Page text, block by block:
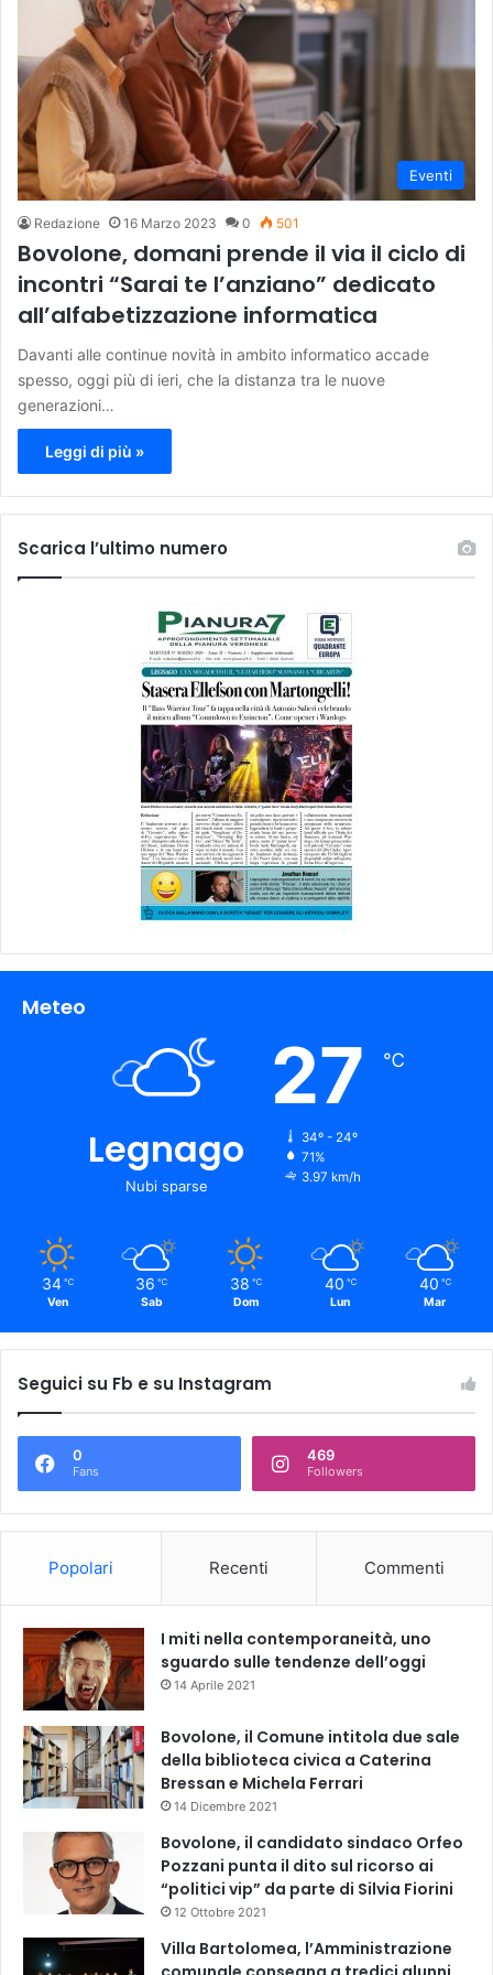
Eventi
Redazione 16 Marzo 2023 0 501
Bovolone, domani prende il via il ciclo di
incontri “Sarai te l’anziano” dedicato
all’alfabetizzazione informatica
Davanti alle continue novità in ambito informatico accade
spesso, oggi più di ieri, che la distanza tra le nuove
generazioni…
Leggi di più »
Scarica l’ultimo numero
Meteo
Legnago
Nubi sparse
27 ℃
34º - 24º
71%
3.97 km/h
34 ℃
Ven
36 ℃
Sab
38 ℃
Dom
40 ℃
Lun
40 ℃
Mar
Seguici su Fb e su Instagram
0
Fans
469
Followers
Popolari Recenti Commenti
I miti nella contemporaneità, uno
sguardo sulle tendenze dell’oggi
14 Aprile 2021
Bovolone, il Comune intitola due sale
della biblioteca civica a Caterina
Bressan e Michela Ferrari
14 Dicembre 2021
Bovolone, il candidato sindaco Orfeo
Pozzani punta il dito sul ricorso ai
“politici vip” da parte di Silvia Fiorini
12 Ottobre 2021
Villa Bartolomea, l’Amministrazione